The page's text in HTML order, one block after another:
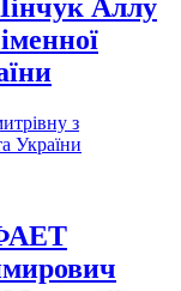
Аллу
з
України